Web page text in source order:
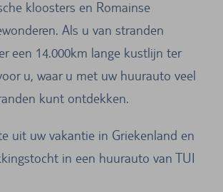
kloosters en Romainse
Als u van stranden
een 14.000km lange kustlijn ter
u, waar u met uw huurauto veel
kunt ontdekken.
uit uw vakantie in Griekenland en
in een huurauto van TUI